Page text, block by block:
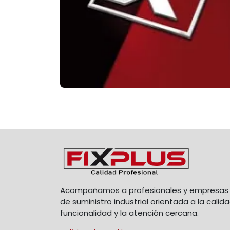
Acompañamos a profesionales y
de suministro industrial orientada a la
funcionalidad y la atención cercana.